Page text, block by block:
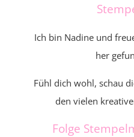
Ich bin Nadine und
her
Fühl dich wohl, schau
den vielen
Folge